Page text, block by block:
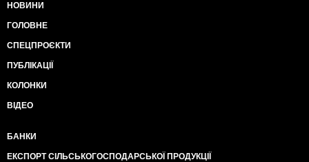
НОВИНИ
ГОЛОВНЕ
СПЕЦПРОЄКТИ
ПУБЛІКАЦІЇ
КОЛОНКИ
ВІДЕО
БАНКИ
ЕКСПОРТ СІЛЬСЬКОГОСПОДАРСЬКОЇ ПРОДУКЦІЇ